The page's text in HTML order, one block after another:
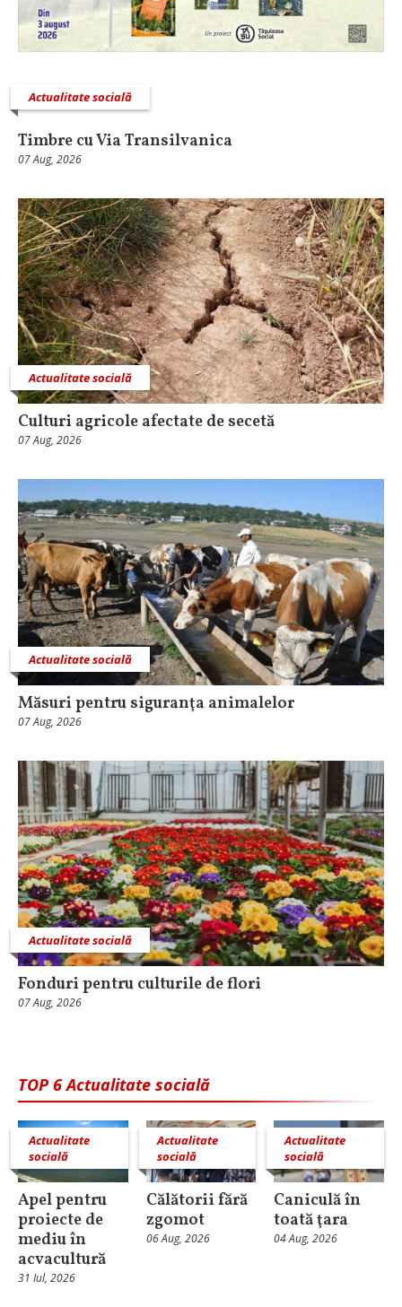
Actualitate socială
Timbre cu Via Transilvanica
07 Aug, 2026
Actualitate socială
Culturi agricole afectate de secetă
07 Aug, 2026
Actualitate socială
Măsuri pentru siguranţa animalelor
07 Aug, 2026
Actualitate socială
Fonduri pentru culturile de flori
07 Aug, 2026
TOP 6 Actualitate socială
Actualitate
socială
Apel pentru
proiecte de
mediu în
acvacultură
31 Iul, 2026
Actualitate
socială
Călătorii fără
zgomot
06 Aug, 2026
Actualitate
socială
Caniculă în
toată ţara
04 Aug, 2026